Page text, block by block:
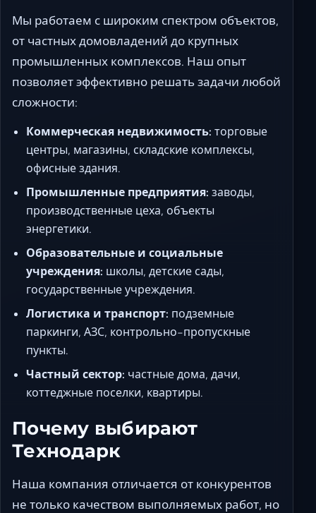
Мы работаем с широким спектром объектов,
от частных домовладений до крупных
промышленных комплексов. Наш опыт
позволяет эффективно решать задачи любой
сложности:
Коммерческая недвижимость: торговые
центры, магазины, складские комплексы,
офисные здания.
Промышленные предприятия: заводы,
производственные цеха, объекты
энергетики.
Образовательные и социальные
учреждения: школы, детские сады,
государственные учреждения.
Логистика и транспорт: подземные
паркинги, АЗС, контрольно-пропускные
пункты.
Частный сектор: частные дома, дачи,
коттеджные поселки, квартиры.
Почему выбирают
Технодарк
Наша компания отличается от конкурентов
не только качеством выполняемых работ, но